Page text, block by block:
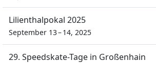
Lilienthalpokal 2025
September 13 – 14, 2025
29. Speedskate-Tage in Großenhain